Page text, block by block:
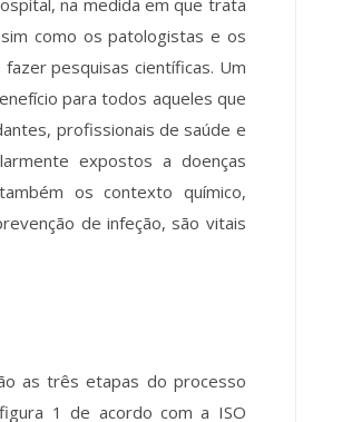
na medida em que trata
como os patologistas e os
pesquisas científicas. Um
para todos aqueles que
profissionais de saúde e
expostos a doenças
os contexto químico,
de infeção, são vitais
as três etapas do processo
1 de acordo com a ISO